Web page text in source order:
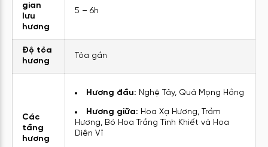
gian
lưu
hương
5 – 6h
Độ tỏa
hương
Tỏa gần
Các
tầng
hương
Hương đầu: Nghệ Tây, Quả Mọng Hồng
Hương giữa: Hoa Xạ Hương, Trầm
Hương, Bó Hoa Trắng Tinh Khiết và Hoa
Diên Vĩ